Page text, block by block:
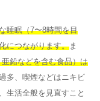
睡眠（7〜8時間を目
につながります。 ま
鉛などを含む食品）は
多、喫煙などはニキビ
生活全般を見直すこと